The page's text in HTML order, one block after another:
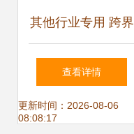
其他行业专用 跨界
融合下的专业突围
之路
查看详情
更新时间：2026-08-06
08:08:17